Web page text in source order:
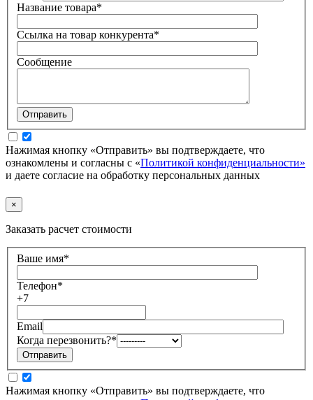
Название товара*
Ссылка на товар конкурента*
Сообщение
Нажимая кнопку «Отправить» вы подтверждаете, что
ознакомлены и согласны с «Политикой конфиденциальности»
и даете согласие на обработку персональных данных
×
Заказать расчет стоимости
Ваше имя*
Телефон*
+7
Email
Когда перезвонить?*
Нажимая кнопку «Отправить» вы подтверждаете, что